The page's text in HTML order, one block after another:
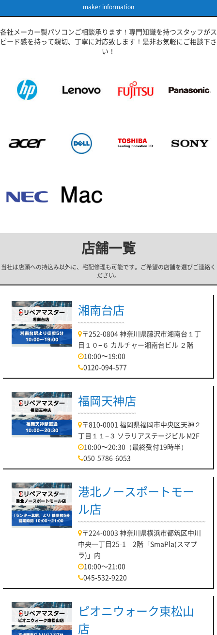
分
ト
キ
タ
で！
マ
タ
ー
ハ
☆
は
例
3
選！
ッ
ト
う
maker information
各社メーカー製パソコンご相談承ります！専門知識を持つスタッフがス
ピード感を持って親切、丁寧に対応致します！是非お気軽にご相談下さ
い！
店舗一覧
当社は店頭への持込み以外に、宅配修理も可能です。ご希望の店舗を選びご連絡く
ださい。
湘南台店
〒252-0804 神奈川県藤沢市湘南台１丁
目１０−６ カルチャー湘南台ビル ２階
10:00〜19:00
0120-094-577
福岡天神店
〒810-0001 福岡県福岡市中央区天神２
丁目１１−３ ソラリアステージビル M2F
10:00〜20:30（最終受付19時半）
050-5786-6053
港北ノースポートモー
ル店
〒224-0003 神奈川県横浜市都筑区中川
中央一丁目25-1 2階「SmaPla(スマプ
ラ)」内
10:00～21:00
045-532-9220
ピオニウォーク東松山
店